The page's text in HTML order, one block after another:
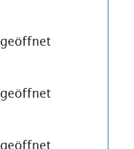
geöffnet
geöffnet
geöffnet